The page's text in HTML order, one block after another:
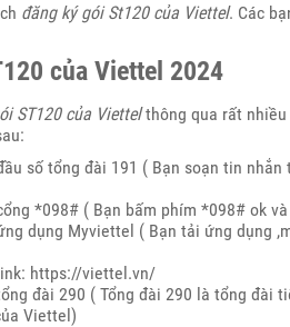
đăng ký gói St120 của Viettel. Các
của Viettel 2024
ST120 của Viettelthông qua rất nhiều
số tổng đài 191 ( Bạn soạn tin
*098# ( Bạn bấm phím *098# ok
dụng Myviettel ( Bạn tải ứng dụng
https://viettel.vn/
đài 290 ( Tổng đài 290 là tổng đài
Viettel)